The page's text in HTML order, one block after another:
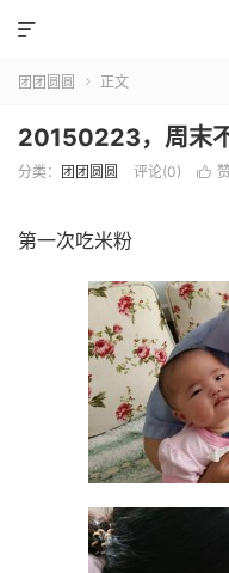

团团圆圆  正文
20150223，周末
分类： 团团圆圆 评论(0) 
第一次吃米粉